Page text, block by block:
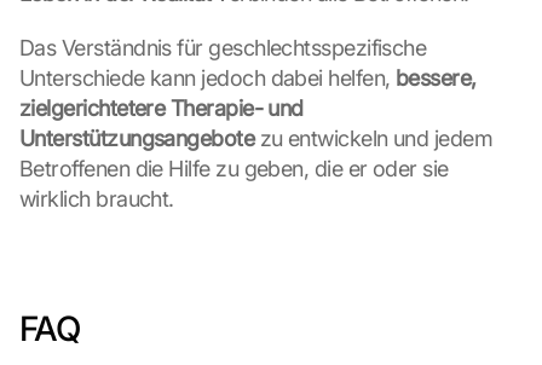
Das Verständnis für geschlechtsspezifische
Unterschiede kann jedoch dabei helfen, bessere,
zielgerichtetere Therapie- und
Unterstützungsangebote zu entwickeln und jedem
Betroffenen die Hilfe zu geben, die er oder sie
wirklich braucht.
FAQ
b
i
w
e
r
e
n